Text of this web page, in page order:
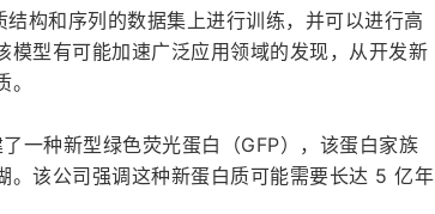
构和序列的数据集上进行训练，并可以进行高
型有可能加速广泛应用领域的发现，从开发新
种新型绿色荧光蛋白（GFP），该蛋白家族
。该公司强调这种新蛋白质可能需要长达 5 亿年